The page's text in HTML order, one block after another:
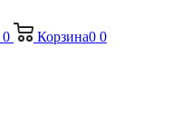
0 Корзина0 0